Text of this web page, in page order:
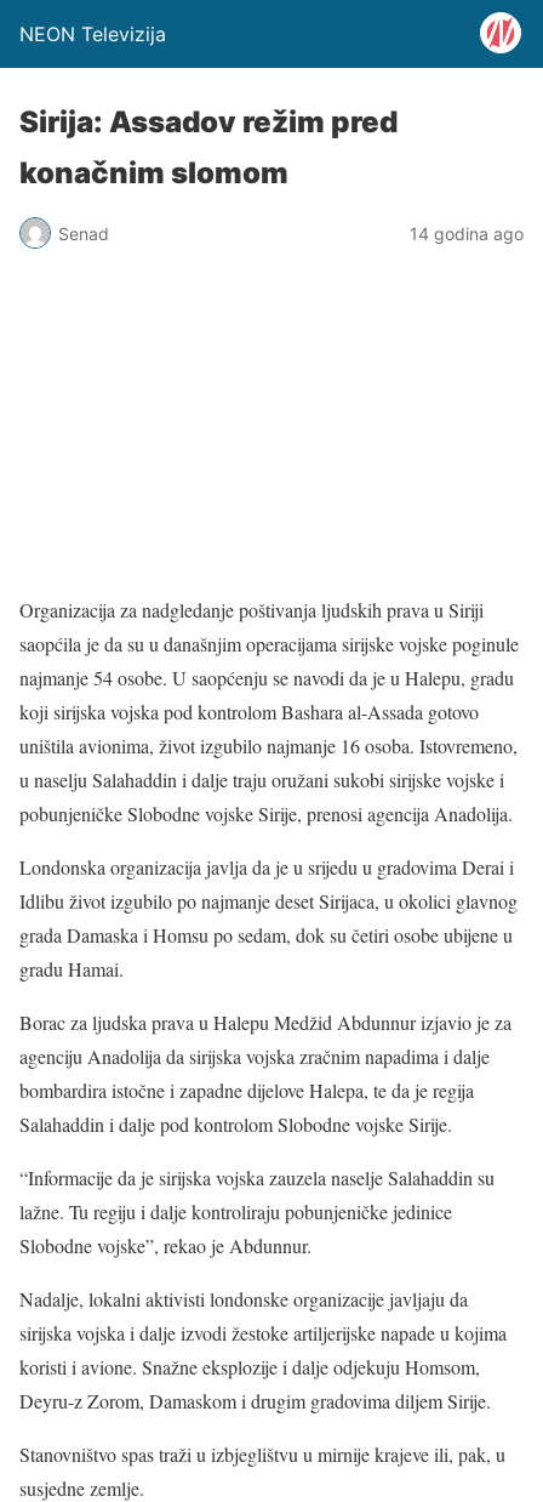
NEON Televizija
Sirija: Assadov režim pred
konačnim slomom
Senad 14 godina ago
Organizacija za nadgledanje poštivanja ljudskih prava u Siriji
saopćila je da su u današnjim operacijama sirijske vojske poginule
najmanje 54 osobe. U saopćenju se navodi da je u Halepu, gradu
koji sirijska vojska pod kontrolom Bashara al-Assada gotovo
uništila avionima, život izgubilo najmanje 16 osoba. Istovremeno,
u naselju Salahaddin i dalje traju oružani sukobi sirijske vojske i
pobunjeničke Slobodne vojske Sirije, prenosi agencija Anadolija.
Londonska organizacija javlja da je u srijedu u gradovima Derai i
Idlibu život izgubilo po najmanje deset Sirijaca, u okolici glavnog
grada Damaska i Homsu po sedam, dok su četiri osobe ubijene u
gradu Hamai.
Borac za ljudska prava u Halepu Medžid Abdunnur izjavio je za
agenciju Anadolija da sirijska vojska zračnim napadima i dalje
bombardira istočne i zapadne dijelove Halepa, te da je regija
Salahaddin i dalje pod kontrolom Slobodne vojske Sirije.
“Informacije da je sirijska vojska zauzela naselje Salahaddin su
lažne. Tu regiju i dalje kontroliraju pobunjeničke jedinice
Slobodne vojske”, rekao je Abdunnur.
Nadalje, lokalni aktivisti londonske organizacije javljaju da
sirijska vojska i dalje izvodi žestoke artiljerijske napade u kojima
koristi i avione. Snažne eksplozije i dalje odjekuju Homsom,
Deyru-z Zorom, Damaskom i drugim gradovima diljem Sirije.
Stanovništvo spas traži u izbjeglištvu u mirnije krajeve ili, pak, u
susjedne zemlje.